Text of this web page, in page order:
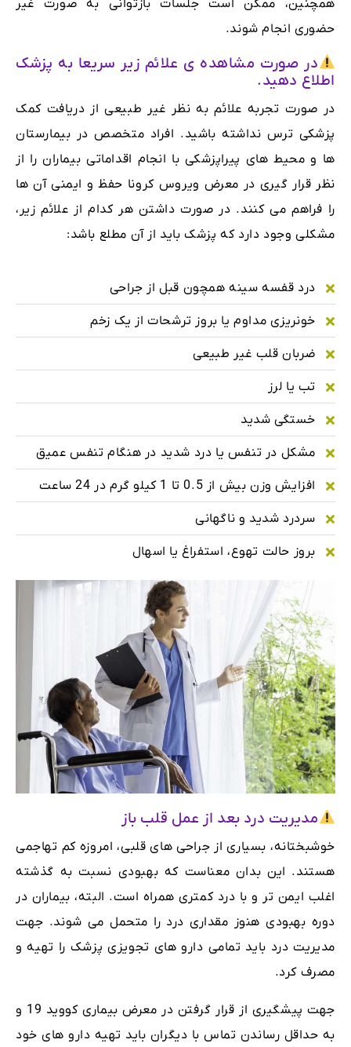
همچنین، ممکن است جلسات بازتوانی به صورت غیر
حضوری انجام شوند.
در صورت مشاهده ی علائم زیر سریعا به پزشک
اطلاع دهید.
در صورت تجربه علائم به نظر غیر طبیعی از دریافت کمک
پزشکی ترس نداشته باشید. افراد متخصص در بیمارستان
ها و محیط های پیراپزشکی با انجام اقداماتی بیماران را از
نظر قرار گیری در معرض ویروس کرونا حفظ و ایمنی آن ها
را فراهم می کنند. در صورت داشتن هر کدام از علائم زیر،
مشکلی وجود دارد که پزشک باید از آن مطلع باشد:
درد قفسه سینه همچون قبل از جراحی
خونریزی مداوم یا بروز ترشحات از یک زخم
ضربان قلب غیر طبیعی
تب یا لرز
خستگی شدید
مشکل در تنفس یا درد شدید در هنگام تنفس عمیق
افزایش وزن بیش از 0.5 تا 1 کیلو گرم در 24 ساعت
سردرد شدید و ناگهانی
بروز حالت تهوع، استفراغ یا اسهال
مدیریت درد بعد از عمل قلب باز
خوشبختانه، بسیاری از جراحی های قلبی، امروزه کم تهاجمی
هستند. این بدان معناست که بهبودی نسبت به گذشته
اغلب ایمن تر و با درد کمتری همراه است. البته، بیماران در
دوره بهبودی هنوز مقداری درد را متحمل می شوند. جهت
مدیریت درد باید تمامی دارو های تجویزی پزشک را تهیه و
مصرف کرد.
جهت پیشگیری از قرار گرفتن در معرض بیماری کووید 19 و
به حداقل رساندن تماس با دیگران باید تهیه دارو های خود